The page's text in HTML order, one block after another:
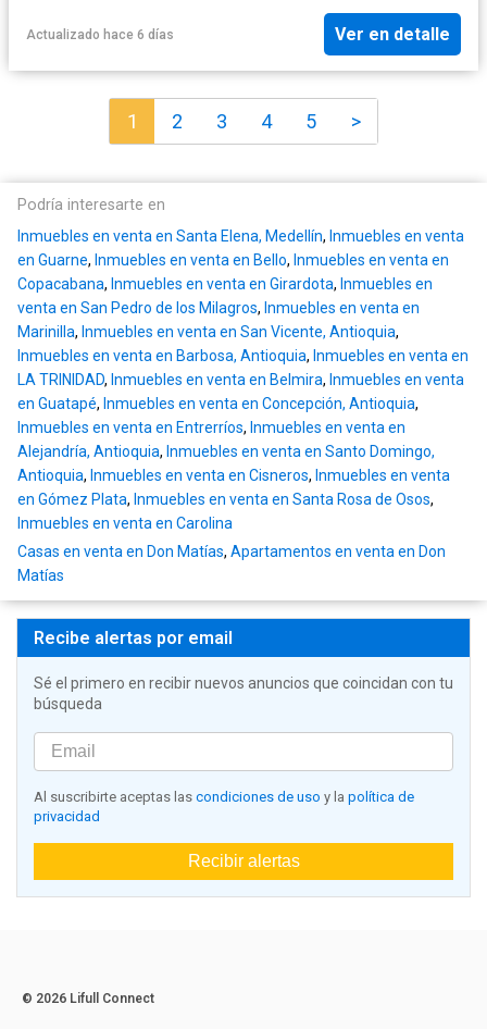
Actualizado hace 6 días Ver en detalle
1 2 3 4 5 >
Podría interesarte en
Inmuebles en venta en Santa Elena, Medellín, Inmuebles en venta
en Guarne, Inmuebles en venta en Bello, Inmuebles en venta en
Copacabana, Inmuebles en venta en Girardota, Inmuebles en
venta en San Pedro de los Milagros, Inmuebles en venta en
Marinilla, Inmuebles en venta en San Vicente, Antioquia,
Inmuebles en venta en Barbosa, Antioquia, Inmuebles en venta en
LA TRINIDAD, Inmuebles en venta en Belmira, Inmuebles en venta
en Guatapé, Inmuebles en venta en Concepción, Antioquia,
Inmuebles en venta en Entrerríos, Inmuebles en venta en
Alejandría, Antioquia, Inmuebles en venta en Santo Domingo,
Antioquia, Inmuebles en venta en Cisneros, Inmuebles en venta
en Gómez Plata, Inmuebles en venta en Santa Rosa de Osos,
Inmuebles en venta en Carolina
Casas en venta en Don Matías, Apartamentos en venta en Don
Matías
Recibe alertas por email
Sé el primero en recibir nuevos anuncios que coincidan con tu
búsqueda
Al suscribirte aceptas las condiciones de uso y la política de
privacidad
Recibir alertas
© 2026 Lifull Connect